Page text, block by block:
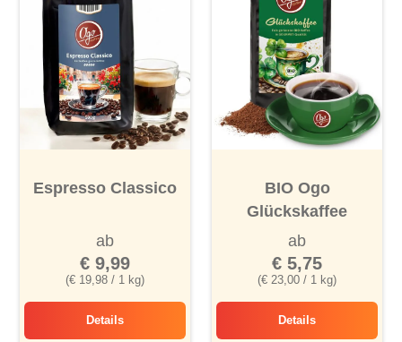
Espresso Classico
(€ 19,98 / 1 kg)
ab
€ 9,99
Details
Espresso Classico
BIO Ogo
Glückskaffee
(€ 23,00 / 1 kg)
ab
€ 5,75
Details
BIO Ogo